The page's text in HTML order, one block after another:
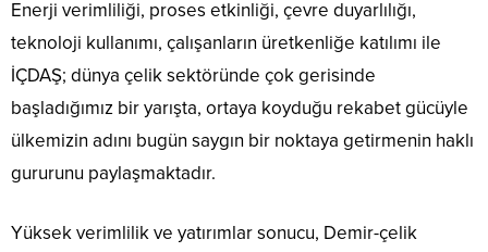
Enerji verimliliği, proses etkinliği, çevre duyarlılığı,
teknoloji kullanımı, çalışanların üretkenliğe katılımı ile
İÇDAŞ; dünya çelik sektöründe çok gerisinde
başladığımız bir yarışta, ortaya koyduğu rekabet gücüyle
ülkemizin adını bugün saygın bir noktaya getirmenin haklı
gururunu paylaşmaktadır.
Yüksek verimlilik ve yatırımlar sonucu, Demir-çelik